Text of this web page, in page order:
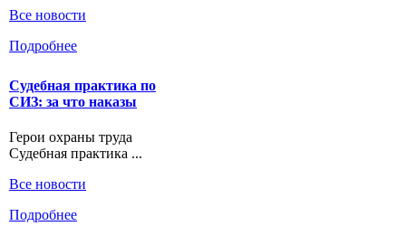
Все новости
Подробнее
Судебная практика по
СИЗ: за что наказы
Герои охраны труда
Судебная практика ...
Все новости
Подробнее